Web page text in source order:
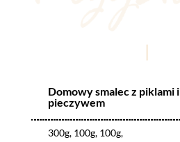
Domowy smalec z piklami i
pieczywem
300g, 100g, 100g,